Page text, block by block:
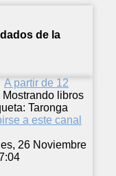
de la
A partir de 12
Mostrando libros
Taronga
a este canal
26 Noviembre